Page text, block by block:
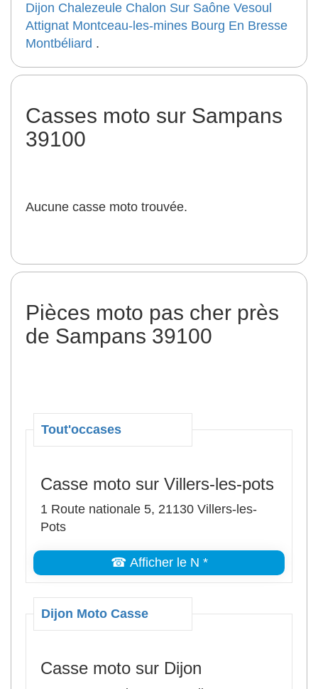
Dijon Chalezeule Chalon Sur Saône Vesoul
Attignat Montceau-les-mines Bourg En Bresse
Montbéliard .
Casses moto sur Sampans
39100
Aucune casse moto trouvée.
Pièces moto pas cher près
de Sampans 39100
Tout'occases
Casse moto sur Villers-les-pots
1 Route nationale 5, 21130 Villers-les-
Pots
☎ Afficher le N *
Dijon Moto Casse
Casse moto sur Dijon